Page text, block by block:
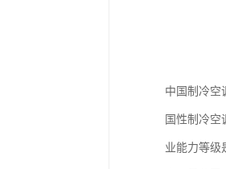
中国制冷空
国性制冷
业能力等级